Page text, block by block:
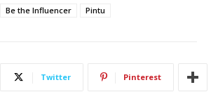
Be the Influencer Pintu
Twitter Pinterest